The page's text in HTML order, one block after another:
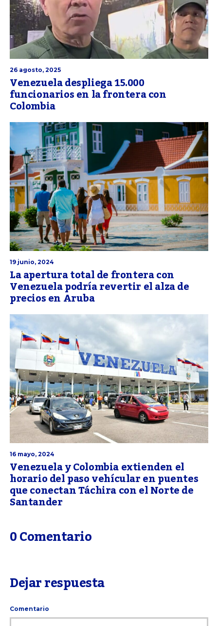
26 agosto, 2025
Venezuela despliega 15.000
funcionarios en la frontera con
Colombia
19 junio, 2024
La apertura total de frontera con
Venezuela podría revertir el alza de
precios en Aruba
16 mayo, 2024
Venezuela y Colombia extienden el
horario del paso vehícular en puentes
que conectan Táchira con el Norte de
Santander
0 Comentario
Dejar respuesta
Comentario